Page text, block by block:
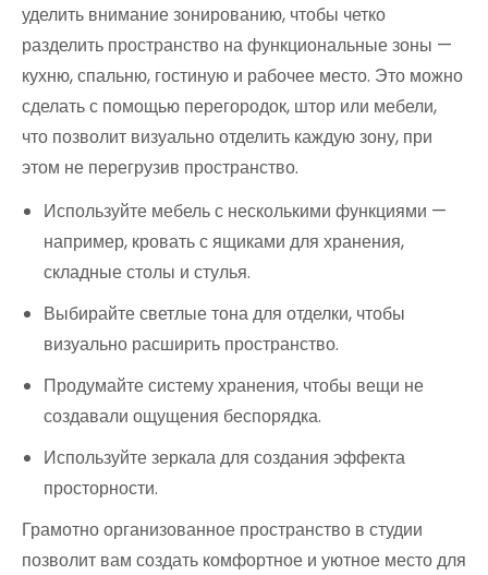
уделить внимание зонированию, чтобы четко
разделить пространство на функциональные зоны —
кухню, спальню, гостиную и рабочее место. Это можно
сделать с помощью перегородок, штор или мебели,
что позволит визуально отделить каждую зону, при
этом не перегрузив пространство.
Используйте мебель с несколькими функциями —
например, кровать с ящиками для хранения,
складные столы и стулья.
Выбирайте светлые тона для отделки, чтобы
визуально расширить пространство.
Продумайте систему хранения, чтобы вещи не
создавали ощущения беспорядка.
Используйте зеркала для создания эффекта
просторности.
Грамотно организованное пространство в студии
позволит вам создать комфортное и уютное место для